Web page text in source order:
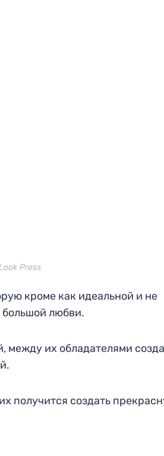
Press
кроме как идеальной и не
любви.
их обладателями
получится создать